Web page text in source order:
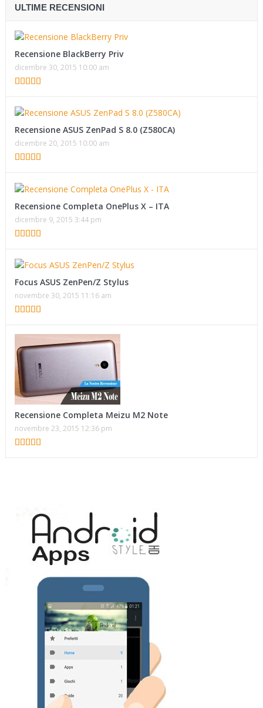
ULTIME RECENSIONI
Recensione BlackBerry Priv
dicembre 30, 2015 10:00 am
Recensione ASUS ZenPad S 8.0 (Z580CA)
dicembre 20, 2015 10:00 am
Recensione Completa OnePlus X – ITA
dicembre 9, 2015 3:44 pm
Focus ASUS ZenPen/Z Stylus
novembre 30, 2015 11:16 am
Recensione Completa Meizu M2 Note
novembre 23, 2015 12:36 pm